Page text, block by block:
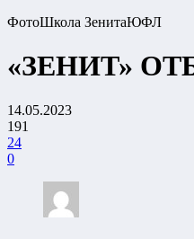
ФотоШкола ЗенитаЮФЛ
«ЗЕНИТ»
14.05.2023
191
24
0